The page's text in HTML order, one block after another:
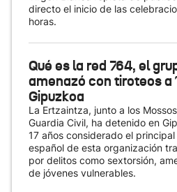
directo el inicio de las
horas.
Qué es la red 764, el
amenazó con tiroteos a
Gipuzkoa
La Ertzaintza, junto a los
Guardia Civil, ha detenido en
17 años considerado el
español de esta organización
por delitos como sextorsión,
de jóvenes vulnerables.